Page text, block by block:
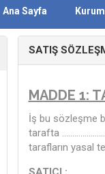
Ana Sayfa
SATIŞ
MADDE 1:
İş bu sözleşme
tarafta
tarafların yasal